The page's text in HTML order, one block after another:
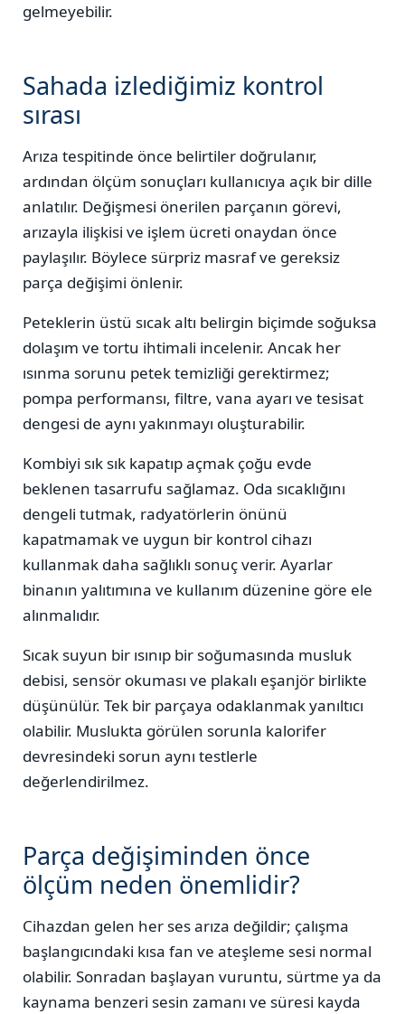
gelmeyebilir.
Sahada izlediğimiz kontrol
sırası
Arıza tespitinde önce belirtiler doğrulanır,
ardından ölçüm sonuçları kullanıcıya açık bir dille
anlatılır. Değişmesi önerilen parçanın görevi,
arızayla ilişkisi ve işlem ücreti onaydan önce
paylaşılır. Böylece sürpriz masraf ve gereksiz
parça değişimi önlenir.
Peteklerin üstü sıcak altı belirgin biçimde soğuksa
dolaşım ve tortu ihtimali incelenir. Ancak her
ısınma sorunu petek temizliği gerektirmez;
pompa performansı, filtre, vana ayarı ve tesisat
dengesi de aynı yakınmayı oluşturabilir.
Kombiyi sık sık kapatıp açmak çoğu evde
beklenen tasarrufu sağlamaz. Oda sıcaklığını
dengeli tutmak, radyatörlerin önünü
kapatmamak ve uygun bir kontrol cihazı
kullanmak daha sağlıklı sonuç verir. Ayarlar
binanın yalıtımına ve kullanım düzenine göre ele
alınmalıdır.
Sıcak suyun bir ısınıp bir soğumasında musluk
debisi, sensör okuması ve plakalı eşanjör birlikte
düşünülür. Tek bir parçaya odaklanmak yanıltıcı
olabilir. Muslukta görülen sorunla kalorifer
devresindeki sorun aynı testlerle
değerlendirilmez.
Parça değişiminden önce
ölçüm neden önemlidir?
Cihazdan gelen her ses arıza değildir; çalışma
başlangıcındaki kısa fan ve ateşleme sesi normal
olabilir. Sonradan başlayan vuruntu, sürtme ya da
kaynama benzeri sesin zamanı ve süresi kayda